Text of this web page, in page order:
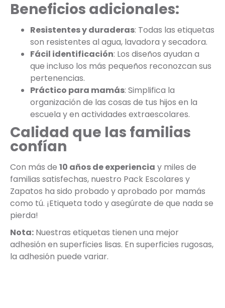
Beneficios adicionales:
Resistentes y duraderas: Todas las etiquetas
son resistentes al agua, lavadora y secadora.
Fácil identificación: Los diseños ayudan a
que incluso los más pequeños reconozcan sus
pertenencias.
Práctico para mamás: Simplifica la
organización de las cosas de tus hijos en la
escuela y en actividades extraescolares.
Calidad que las familias
confían
Con más de 10 años de experiencia y miles de
familias satisfechas, nuestro Pack Escolares y
Zapatos ha sido probado y aprobado por mamás
como tú. ¡Etiqueta todo y asegúrate de que nada se
pierda!
Nota: Nuestras etiquetas tienen una mejor
adhesión en superficies lisas. En superficies rugosas,
la adhesión puede variar.